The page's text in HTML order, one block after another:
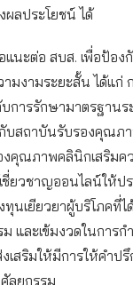
ลประโยชน์ ได้
แนะต่อ สบส. เพื่อป้อง
มงามระยะสั้น ได้แก่
บการรักษามาตรฐาน
บสถาบันรับรองคุณภา
งคุณภาพคลินิกเสริมค
ชี่ยวชาญออนไลน์ให้ป
ทุนเยียวยาผู้บริโภคที่ไ
และเข้มงวดในการ
สริมให้มีการให้คำป
ลยกรรม